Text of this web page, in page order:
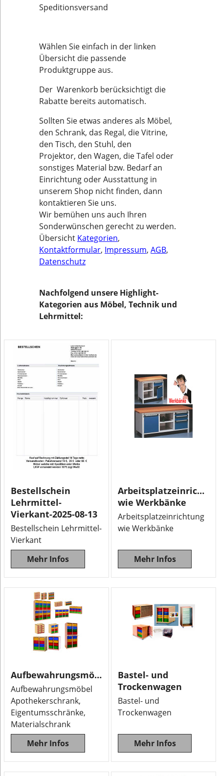
Speditionsversand
Wählen Sie einfach in der linken
Übersicht die passende
Produktgruppe aus.
Der Warenkorb berücksichtigt die
Rabatte bereits automatisch.
Sollten Sie etwas anderes als Möbel,
den Schrank, das Regal, die Vitrine,
den Tisch, den Stuhl, den
Projektor, den Wagen, die Tafel oder
sonstiges Material bzw. Bedarf an
Einrichtung oder Ausstattung in
unserem Shop nicht finden, dann
kontaktieren Sie uns.
Wir bemühen uns auch Ihren
Sonderwünschen gerecht zu werden.
Übersicht Kategorien,
Kontaktformular, Impressum, AGB,
Datenschutz
Nachfolgend unsere Highlight-
Kategorien aus Möbel, Technik und
Lehrmittel:
Bestellschein
Lehrmittel-
Vierkant-2025-08-13
Bestellschein Lehrmittel-
Vierkant
Mehr Infos
wie Werkbänke
Arbeitsplatzeinrichtung
wie Werkbänke
Mehr Infos
Aufbewahrungsmöbel
Aufbewahrungsmöbel
Apothekerschrank,
Eigentumsschränke,
Materialschrank
Mehr Infos
Bastel- und
Trockenwagen
Bastel- und
Trockenwagen
Mehr Infos